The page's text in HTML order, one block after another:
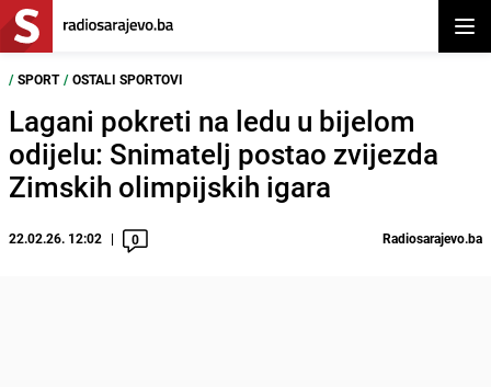
/ SPORT / OSTALI SPORTOVI
Lagani pokreti na ledu u bijelom
odijelu: Snimatelj postao zvijezda
Zimskih olimpijskih igara
22.02.26. 12:02 0 Radiosarajevo.ba